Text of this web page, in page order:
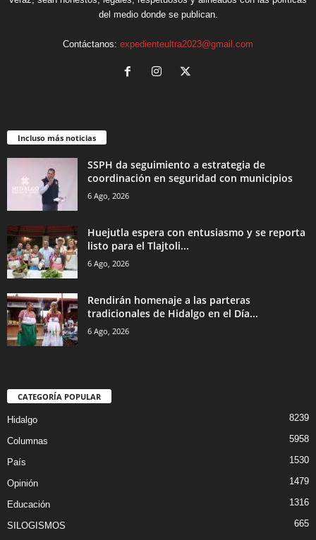
del medio donde se publican.
Contáctanos: expedienteultra2023@gmail.com
Incluso más noticias
SSPH da seguimiento a estrategia de
coordinación en seguridad con municipios
6 Ago, 2026
Huejutla espera con entusiasmo y se reporta
listo para el Tlajtoli...
6 Ago, 2026
Rendirán homenaje a las parteras
tradicionales de Hidalgo en el Día...
6 Ago, 2026
CATEGORÍA POPULAR
Hidalgo 8239
Columnas 5958
País 1530
Opinión 1479
Educación 1316
SILOGISMOS
665